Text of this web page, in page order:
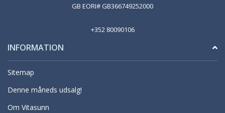
GB EORI# GB366749252000
+352 80090106
INFORMATION
Sitemap
Denne måneds udsalg!
Om Vitasunn